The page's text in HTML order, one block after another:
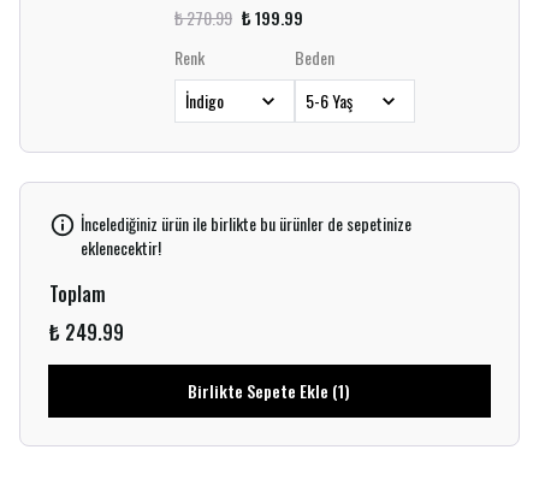
₺ 270.99 ₺ 199.99
Renk
Beden
İncelediğiniz ürün ile birlikte bu ürünler de sepetinize
eklenecektir!
Toplam
₺ 249.99
Birlikte Sepete Ekle (1)